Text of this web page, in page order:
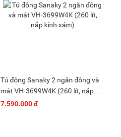
Tủ đông Sanaky 2 ngăn đông và
mát VH-3699W4K (260 lít, nắp
kính xám)
7.590.000 đ